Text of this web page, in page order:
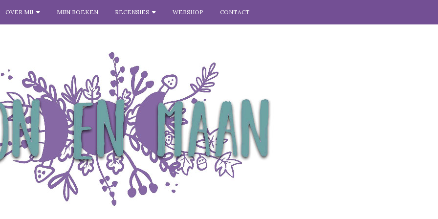
OVER MIJ MIJN BOEKEN RECENSIES WEBSHOP CONTACT